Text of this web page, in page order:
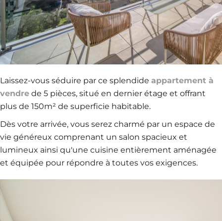
Laissez-vous séduire par ce splendide appartement à
vendre de 5 pièces, situé en dernier étage et offrant
plus de 150m² de superficie habitable.
Dès votre arrivée, vous serez charmé par un espace de
vie généreux comprenant un salon spacieux et
lumineux ainsi qu'une cuisine entièrement aménagée
et équipée pour répondre à toutes vos exigences.